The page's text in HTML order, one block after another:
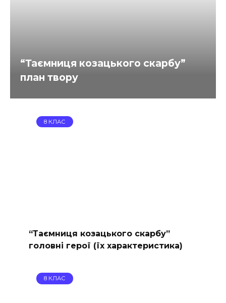
“Таємниця козацького скарбу”
план твору
8 КЛАС
“Таємниця козацького скарбу”
головні герої (їх характеристика)
8 КЛАС